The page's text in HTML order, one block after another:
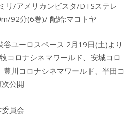
/アメリカンビスタ/DTSステレ
92分(6巻)/ 配給:マコトヤ
ユーロスペース 2月19日(土)より
コロナシネマワールド、安城コロ
川コロナシネマワールド、半田コ
公開
員会